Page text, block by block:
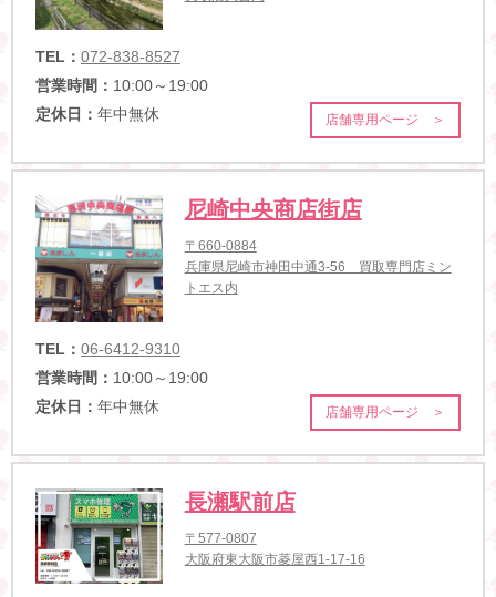
TEL： 072-838-8527
営業時間： 10:00～19:00
定休日： 年中無休 店舗専用ページ ＞
尼崎中央商店街店
〒660-0884
兵庫県尼崎市神田中通3-56 買取専門店ミン
トエス内
TEL： 06-6412-9310
営業時間： 10:00～19:00
定休日： 年中無休 店舗専用ページ ＞
長瀬駅前店
〒577-0807
大阪府東大阪市菱屋西1-17-16